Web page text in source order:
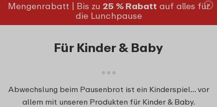
Mengenrabatt | Bis zu 25 % Rabatt auf alles für
die Lunchpause
Für Kinder & Baby
Abwechslung beim Pausenbrot ist ein Kinderspiel… vor
allem mit unseren Produkten für Kinder & Baby.